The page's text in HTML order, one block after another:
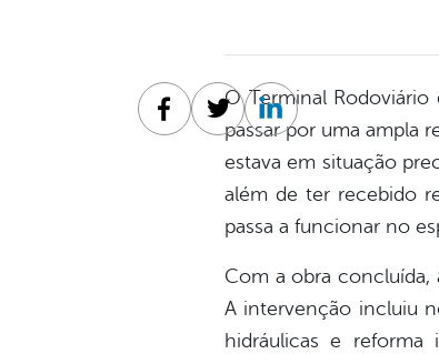
O Terminal Rodoviário
passar por uma ampla
estava em situação
além de ter recebido
passa a funcionar no
Com a obra concluída,
A intervenção incluiu
hidráulicas e
Facebook
TwitterLinkedin